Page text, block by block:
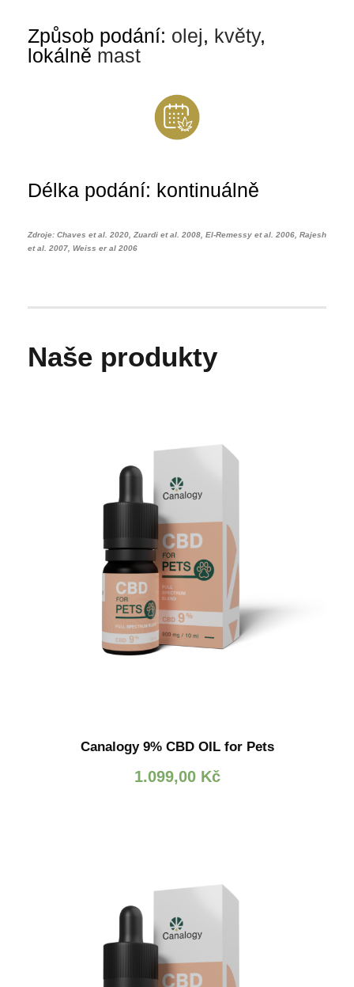
Způsob podání: olej, květy,
lokálně mast
Délka podání: kontinuálně
Zdroje: Chaves et al. 2020, Zuardi et al. 2008, El-Remessy et al. 2006, Rajesh
et al. 2007, Weiss er al 2006
Naše produkty
Canalogy 9% CBD OIL for Pets
1.099,00 Kč